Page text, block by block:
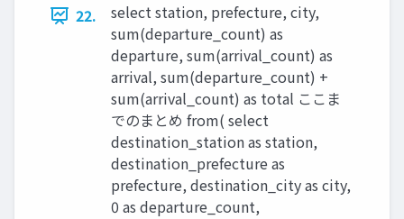
22.
select station, prefecture, city,
sum(departure_count) as
departure, sum(arrival_count) as
arrival, sum(departure_count) +
sum(arrival_count) as total ここま
でのまとめ from( select
destination_station as station,
destination_prefecture as
prefecture, destination_city as city,
0 as departure_count,